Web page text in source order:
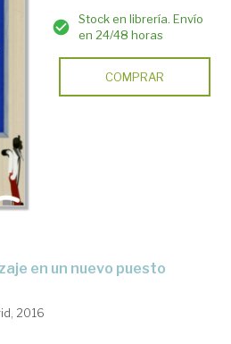
Stock en librería. Envío
en 24/48 horas
COMPRAR
en un nuevo puesto
2016